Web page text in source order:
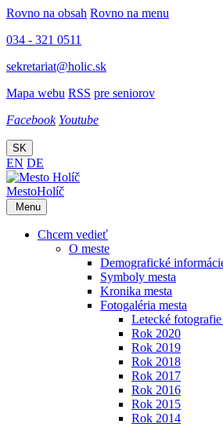
Rovno na obsah Rovno na menu
034 - 321 0511
sekretariat@holic.sk
Mapa webu RSS pre seniorov
Facebook Youtube
SK
EN DE
MestoHolíč
Menu
Chcem vedieť
O meste
Demografické
Symboly mesta
Kronika mesta
Fotogaléria mesta
Letecké
Rok 2020
Rok 2019
Rok 2018
Rok 2017
Rok 2016
Rok 2015
Rok 2014